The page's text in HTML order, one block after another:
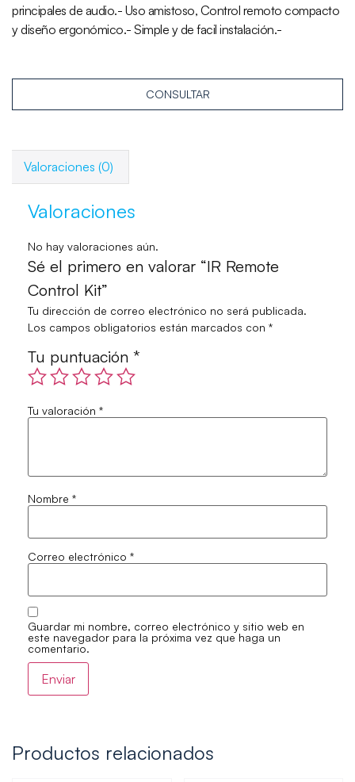
principales de audio.- Uso amistoso, Control remoto compacto
y diseño ergonómico.- Simple y de facil instalación.-
CONSULTAR
Valoraciones (0)
Valoraciones
No hay valoraciones aún.
Sé el primero en valorar “IR Remote
Control Kit”
Tu dirección de correo electrónico no será publicada.
Los campos obligatorios están marcados con *
Tu puntuación *
Tu valoración *
Nombre *
Correo electrónico *
Guardar mi nombre, correo electrónico y sitio web en
este navegador para la próxima vez que haga un
comentario.
Productos relacionados